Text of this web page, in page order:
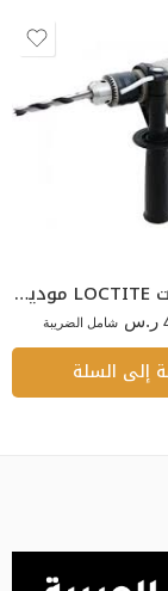
غراء لوكتايت LOCTITE موديل 401
ر.س شامل الضريبة
إلى السلة